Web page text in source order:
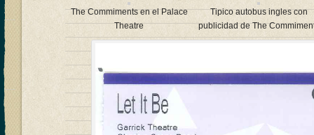
The Commiments en el Palace
Theatre
Tipico autobus ingles con
publicidad de The